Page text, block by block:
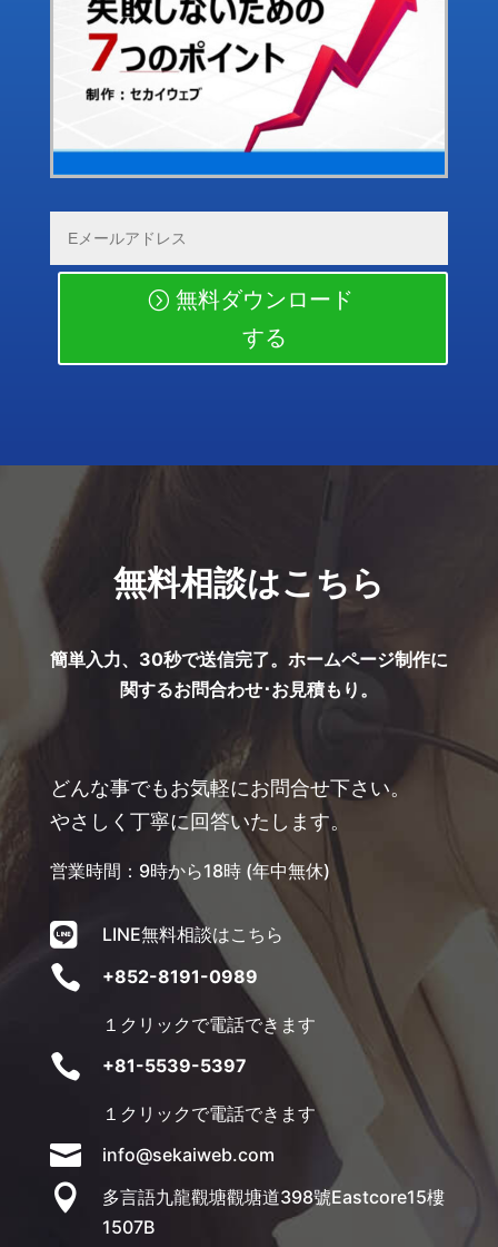
無料ダウンロード
する
無料相談はこちら
簡単入力、30秒で送信完了。ホームページ制作に
関するお問合わせ･お見積もり。
どんな事でもお気軽にお問合せ下さい。
やさしく丁寧に回答いたします。
営業時間：9時から18時 (年中無休)
 LINE無料相談はこちら
 +852-8191-0989
１クリックで電話できます
 +81-5539-5397
１クリックで電話できます
 info@sekaiweb.com

多言語九龍觀塘觀塘道398號Eastcore15樓
1507B